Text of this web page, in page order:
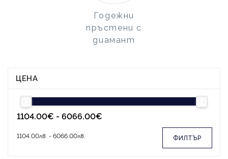
Годежни
пръстени с
диамант
ЦЕНА
ФИЛТЪР